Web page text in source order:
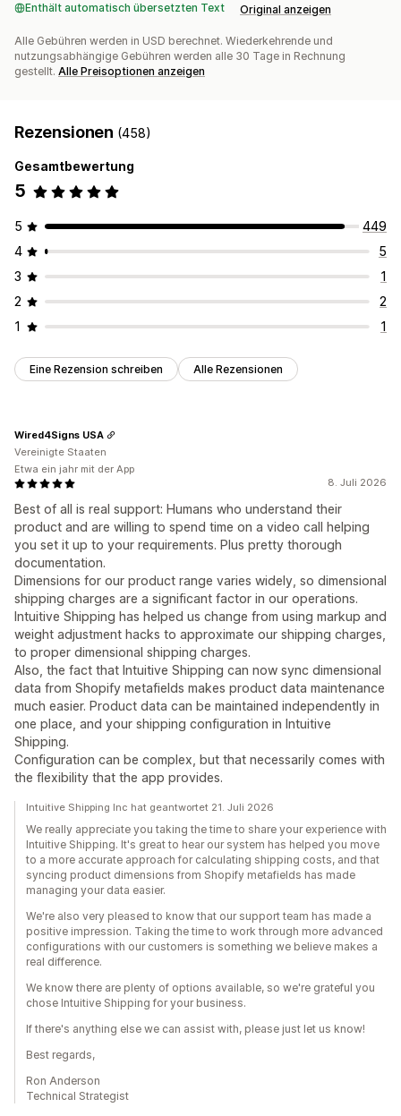
Enthält automatisch übersetzten Text Original anzeigen
Alle Gebühren werden in USD berechnet. Wiederkehrende und
nutzungsabhängige Gebühren werden alle 30 Tage in Rechnung
gestellt. Alle Preisoptionen anzeigen
Rezensionen (458)
Gesamtbewertung
5
5
449
4
5
3
1
2
2
1
1
Eine Rezension schreiben Alle Rezensionen
8. Juli 2026
Best of all is real support: Humans who understand their
product and are willing to spend time on a video call helping
you set it up to your requirements. Plus pretty thorough
documentation.
Dimensions for our product range varies widely, so dimensional
shipping charges are a significant factor in our operations.
Intuitive Shipping has helped us change from using markup and
weight adjustment hacks to approximate our shipping charges,
to proper dimensional shipping charges.
Also, the fact that Intuitive Shipping can now sync dimensional
data from Shopify metafields makes product data maintenance
much easier. Product data can be maintained independently in
one place, and your shipping configuration in Intuitive
Shipping.
Configuration can be complex, but that necessarily comes with
the flexibility that the app provides.
Wired4Signs USA
Vereinigte Staaten
Etwa ein jahr mit der App
Intuitive Shipping Inc hat geantwortet 21. Juli 2026
We really appreciate you taking the time to share your experience with
Intuitive Shipping. It's great to hear our system has helped you move
to a more accurate approach for calculating shipping costs, and that
syncing product dimensions from Shopify metafields has made
managing your data easier.
We're also very pleased to know that our support team has made a
positive impression. Taking the time to work through more advanced
configurations with our customers is something we believe makes a
real difference.
We know there are plenty of options available, so we're grateful you
chose Intuitive Shipping for your business.
If there's anything else we can assist with, please just let us know!
Best regards,
Ron Anderson
Technical Strategist